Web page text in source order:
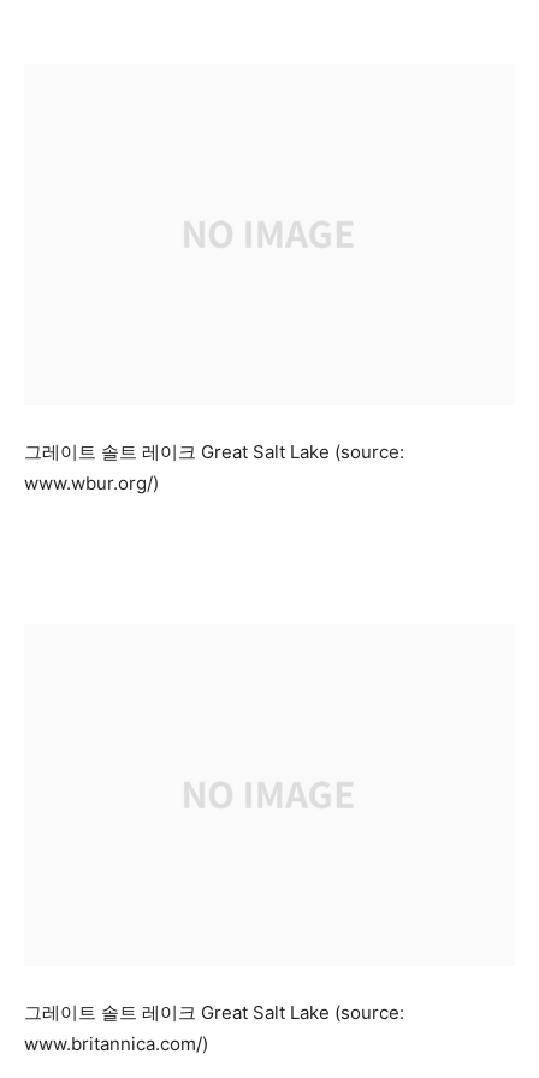
그레이트 솔트 레이크 Great Salt Lake (source:
www.wbur.org/)
그레이트 솔트 레이크 Great Salt Lake (source:
www.britannica.com/)